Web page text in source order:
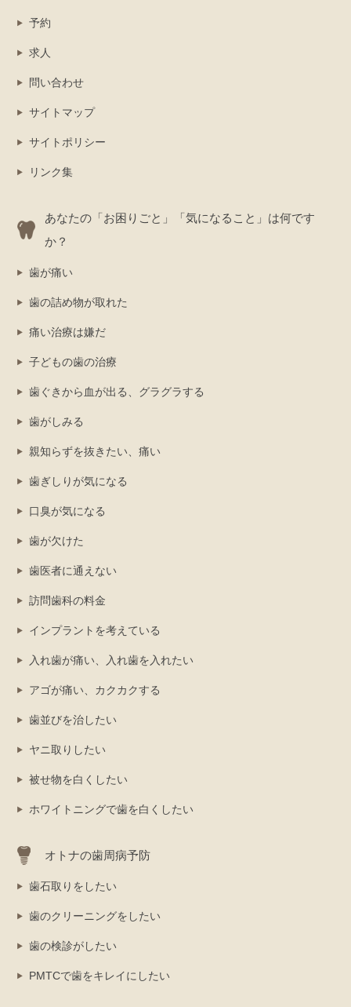
予約
求人
問い合わせ
サイトマップ
サイトポリシー
リンク集
あなたの「お困りごと」「気になること」は何です
か？
歯が痛い
歯の詰め物が取れた
痛い治療は嫌だ
子どもの歯の治療
歯ぐきから血が出る、グラグラする
歯がしみる
親知らずを抜きたい、痛い
歯ぎしりが気になる
口臭が気になる
歯が欠けた
歯医者に通えない
訪問歯科の料金
インプラントを考えている
入れ歯が痛い、入れ歯を入れたい
アゴが痛い、カクカクする
歯並びを治したい
ヤニ取りしたい
被せ物を白くしたい
ホワイトニングで歯を白くしたい
オトナの歯周病予防
歯石取りをしたい
歯のクリーニングをしたい
歯の検診がしたい
PMTCで歯をキレイにしたい